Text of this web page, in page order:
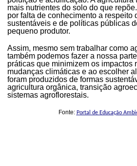
mais nutrientes do solo do que
por falta de conhecimento a respeito
sustentáveis e de políticas públicas
pequeno produtor.
Assim, mesmo sem trabalhar como
também podemos fazer a nossa
práticas que minimizem os impactos
mudanças climáticas e ao escolher
foram produzidos de formas
agricultura orgânica, transição
sistemas agroflorestais.
Fonte: Portal de Educação